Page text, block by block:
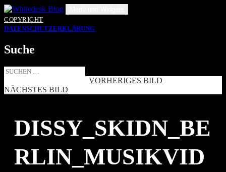
Zum
Inhalt
springen
COPYRIGHT
DATENSCHUTZERKLÄRUNG
Suche
Suche
VORHERIGES BILD
NÄCHSTES BILD
DISSY_SKIDN_BE
RLIN_MUSIKVID